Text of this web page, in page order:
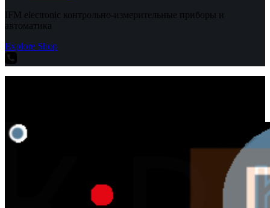
IFM electronic контрольно-измерительные приборы и
автоматика
Explore Shop